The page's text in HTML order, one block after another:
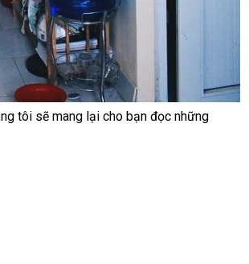
tôi sẽ mang lại cho bạn đọc những